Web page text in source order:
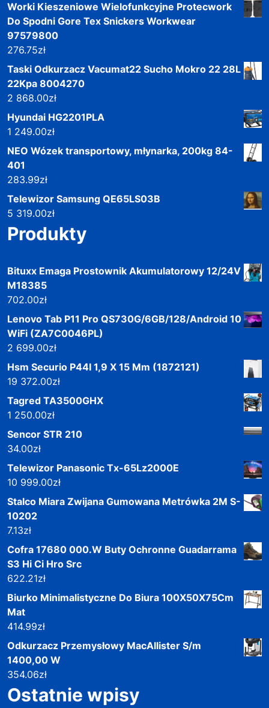
Worki Kieszeniowe Wielofunkcyjne Protecwork
Do Spodni Gore Tex Snickers Workwear
97579800
276.75zł
Taski Odkurzacz Vacumat22 Sucho Mokro 22 28L
22Kpa 8004270
2 868.00zł
Hyundai HG2201PLA
1 249.00zł
NEO Wózek transportowy, młynarka, 200kg 84-
401
283.99zł
Telewizor Samsung QE65LS03B
5 319.00zł
Produkty
Bituxx Emaga Prostownik Akumulatorowy 12/24V
M18385
702.00zł
Lenovo Tab P11 Pro QS730G/6GB/128/Android 10
WiFi (ZA7C0046PL)
2 699.00zł
Hsm Securio P44I 1,9 X 15 Mm (1872121)
19 372.00zł
Tagred TA3500GHX
1 250.00zł
Sencor STR 210
34.00zł
Telewizor Panasonic Tx-65Lz2000E
10 999.00zł
Stalco Miara Zwijana Gumowana Metrówka 2M S-
10202
7.13zł
Cofra 17680 000.W Buty Ochronne Guadarrama
S3 Hi Ci Hro Src
622.21zł
Biurko Minimalistyczne Do Biura 100X50X75Cm
Mat
414.99zł
Odkurzacz Przemysłowy MacAllister S/m
1400,00 W
354.06zł
Ostatnie wpisy